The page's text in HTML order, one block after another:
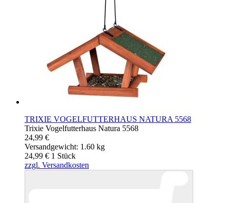
TRIXIE VOGELFUTTERHAUS NATURA 5568
Trixie Vogelfutterhaus Natura 5568
24,99 €
Versandgewicht: 1.60 kg
24,99 € 1 Stück
zzgl. Versandkosten